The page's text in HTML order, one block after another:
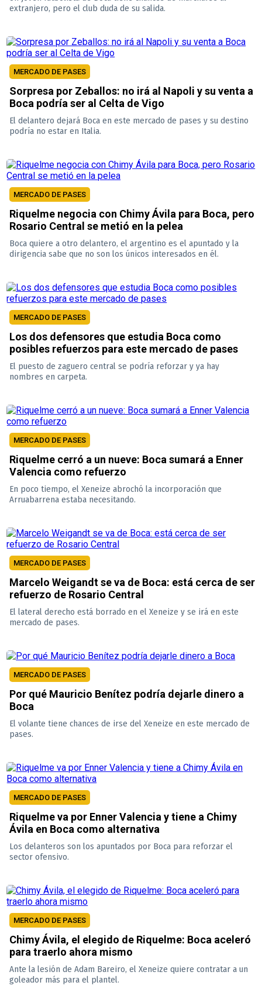
extranjero, pero el club duda de su salida.
MERCADO DE PASES
Sorpresa por Zeballos: no irá al Napoli y su venta a
Boca podría ser al Celta de Vigo
El delantero dejará Boca en este mercado de pases y su destino
podría no estar en Italia.
MERCADO DE PASES
Riquelme negocia con Chimy Ávila para Boca, pero
Rosario Central se metió en la pelea
Boca quiere a otro delantero, el argentino es el apuntado y la
dirigencia sabe que no son los únicos interesados en él.
MERCADO DE PASES
Los dos defensores que estudia Boca como
posibles refuerzos para este mercado de pases
El puesto de zaguero central se podría reforzar y ya hay
nombres en carpeta.
MERCADO DE PASES
Riquelme cerró a un nueve: Boca sumará a Enner
Valencia como refuerzo
En poco tiempo, el Xeneize abrochó la incorporación que
Arruabarrena estaba necesitando.
MERCADO DE PASES
Marcelo Weigandt se va de Boca: está cerca de ser
refuerzo de Rosario Central
El lateral derecho está borrado en el Xeneize y se irá en este
mercado de pases.
MERCADO DE PASES
Por qué Mauricio Benítez podría dejarle dinero a
Boca
El volante tiene chances de irse del Xeneize en este mercado de
pases.
MERCADO DE PASES
Riquelme va por Enner Valencia y tiene a Chimy
Ávila en Boca como alternativa
Los delanteros son los apuntados por Boca para reforzar el
sector ofensivo.
MERCADO DE PASES
Chimy Ávila, el elegido de Riquelme: Boca aceleró
para traerlo ahora mismo
Ante la lesión de Adam Bareiro, el Xeneize quiere contratar a un
goleador más para el plantel.